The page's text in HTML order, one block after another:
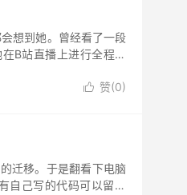
想到她。曾经看了一段
B站直播上进行全程尬
 赞(0)
迁移。于是翻看下电脑
自己写的代码可以留存